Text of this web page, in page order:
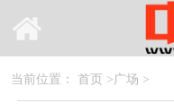
当前位置： 首页 >广场 >